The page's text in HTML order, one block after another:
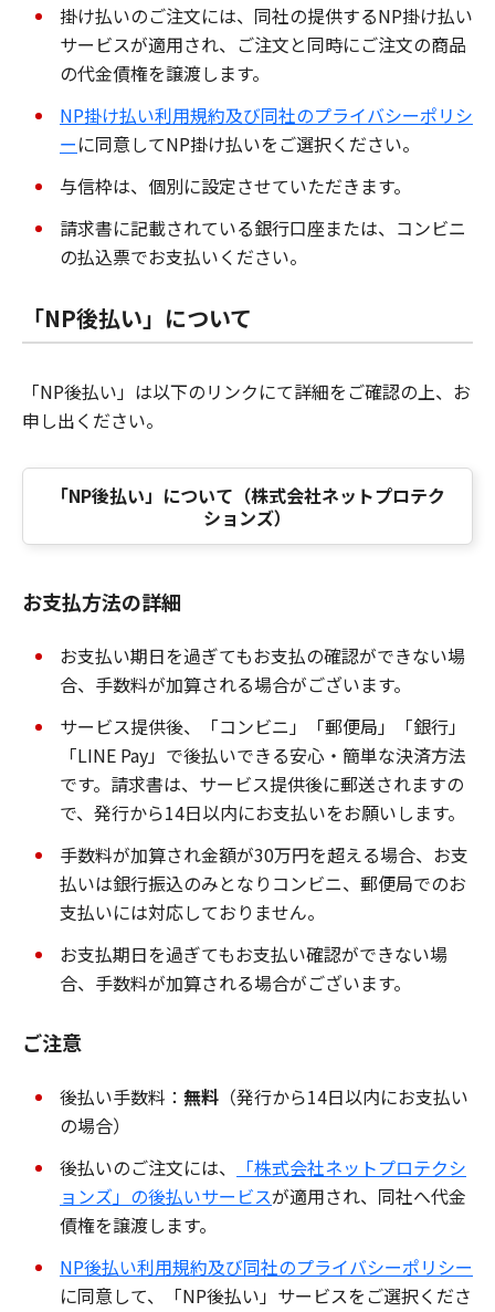
掛け払いのご注文には、同社の提供するNP掛け払い
サービスが適用され、ご注文と同時にご注文の商品
の代金債権を譲渡します。
NP掛け払い利用規約及び同社のプライバシーポリシ
ーに同意してNP掛け払いをご選択ください。
与信枠は、個別に設定させていただきます。
請求書に記載されている銀行口座または、コンビニ
の払込票でお支払いください。
「NP後払い」について
「NP後払い」は以下のリンクにて詳細をご確認の上、お
申し出ください。
「NP後払い」について（株式会社ネットプロテク
ションズ）
お支払方法の詳細
お支払い期日を過ぎてもお支払の確認ができない場
合、手数料が加算される場合がございます。
サービス提供後、「コンビニ」「郵便局」「銀行」
「LINE Pay」で後払いできる安心・簡単な決済方法
です。請求書は、サービス提供後に郵送されますの
で、発行から14日以内にお支払いをお願いします。
手数料が加算され金額が30万円を超える場合、お支
払いは銀行振込のみとなりコンビニ、郵便局でのお
支払いには対応しておりません。
お支払期日を過ぎてもお支払い確認ができない場
合、手数料が加算される場合がございます。
ご注意
後払い手数料： 無料 （発行から14日以内にお支払い
の場合）
後払いのご注文には、
「株式会社ネットプロテクシ
ョンズ」の後払いサービスが適用され、同社へ代金
債権を譲渡します。
NP後払い利用規約及び同社のプライバシーポリシー
に同意して、「NP後払い」サービスをご選択くださ